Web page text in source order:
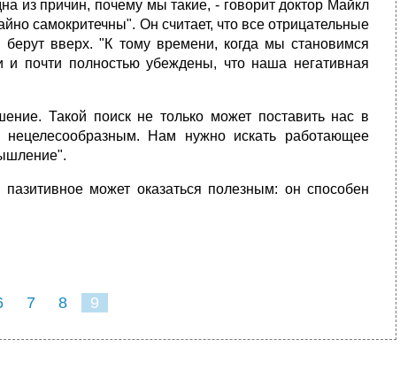
из причин, почему мы такие, - говорит доктор Майкл
самокритечны". Он считает, что все отрицательные
вверх. "К тому времени, когда мы становимся
и почти полностью убеждены, что наша негативная
Такой поиск не только может поставить нас в
Нам нужно искать работающее
может оказаться полезным: он способен
7 8 9